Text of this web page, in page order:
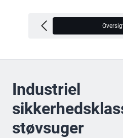
Industriel
støvsuger